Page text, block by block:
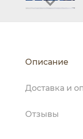
Описание
Доставка и
Отзывы